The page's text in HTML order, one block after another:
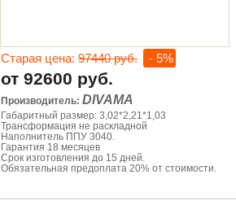
Старая цена: 97440 руб. - 5%
от 92600 руб.
Производитель: DIVAMA
Габаритный размер: 3,02*2,21*1,03
Трансформация не раскладной
Наполнитель ППУ 3040.
Гарантия 18 месяцев
Срок изготовления до 15 дней.
Обязательная предоплата 20% от стоимости.